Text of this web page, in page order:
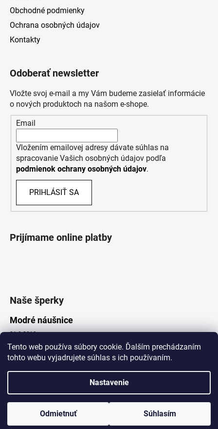
Tento web používa súbory cookie. Ďalším prechádzaním
tohto webu vyjadrujete súhlas s ich používaním.
Nastavenie
Odmietnuť Súhlasím
www.Lotka.sk - najkrajšie šperky za dobré ceny. Pri nákupe nad 50€
poštovné zdarma. Nakupujte s dôverou - naša spoločnosť je s
Obchodné podmienky
Ochrana osobných údajov
Kontakty
Odoberať newsletter
Vložte svoj e-mail a my Vám budeme zasielať informácie
o nových produktoch na našom e-shope.
Email
Vložením emailovej adresy dávate súhlas na
spracovanie Vašich osobných údajov podľa
podmienok ochrany osobných údajov.
PRIHLÁSIŤ SA
Prijímame online platby
Naše šperky
Modré náušnice
21.8.2019
Vytvoril Shoptet
Lotka.sk. Všetky práva vyhradené.
Upraviť nastavenie cookies